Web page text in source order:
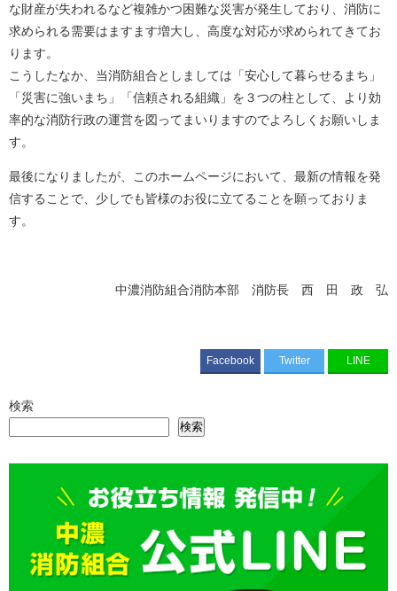
な財産が失われるなど複雑かつ困難な災害が発生しており、消防に
求められる需要はますます増大し、高度な対応が求められてきてお
ります。
こうしたなか、当消防組合としましては「安心して暮らせるまち」
「災害に強いまち」「信頼される組織」を３つの柱として、より効
率的な消防行政の運営を図ってまいりますのでよろしくお願いしま
す。
最後になりましたが、このホームページにおいて、最新の情報を発
信することで、少しでも皆様のお役に立てることを願っておりま
す。
中濃消防組合消防本部 消防長 西 田 政 弘
Facebook Twitter LINE
検索
検索